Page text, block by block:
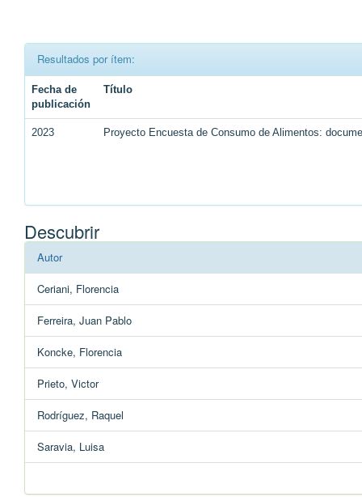
Resultados por ítem:
Fecha de
publicación
Título
2023 Proyecto Encuesta de Consumo de Alimentos:
Descubrir
Autor
Ceriani, Florencia
Ferreira, Juan Pablo
Koncke, Florencia
Prieto, Victor
Rodríguez, Raquel
Saravia, Luisa